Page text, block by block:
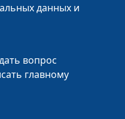
данных и
вопрос
главному